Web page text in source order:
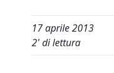
17 aprile 2013
2' di lettura